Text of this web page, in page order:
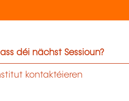
déi nächst Sessioun?
kontaktéieren